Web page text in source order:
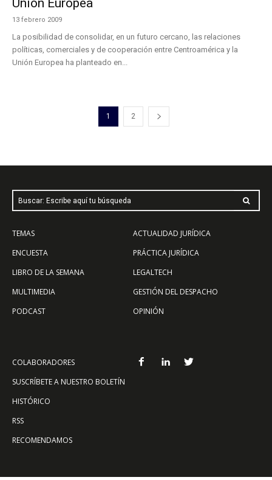
Unión Europea
13 febrero 2009
La posibilidad de consolidar, en un futuro cercano, las relaciones
políticas, comerciales y de cooperación entre Centroamérica y la
Unión Europea ha planteado en...
1 2
Buscar: Escribe aquí tu búsqueda
TEMAS
ENCUESTA
LIBRO DE LA SEMANA
MULTIMEDIA
PODCAST
ACTUALIDAD JURÍDICA
PRÁCTICA JURÍDICA
LEGALTECH
GESTIÓN DEL DESPACHO
OPINIÓN
COLABORADORES
SUSCRÍBETE A NUESTRO BOLETÍN
HISTÓRICO
RSS
RECOMENDAMOS